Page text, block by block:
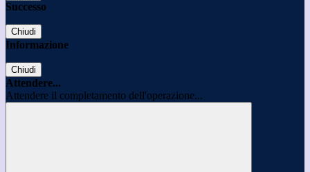
Successo
Chiudi
Informazione
Chiudi
Attendere...
Attendere il completamento dell'operazione...